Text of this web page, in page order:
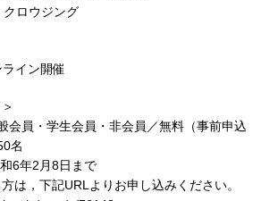
ロウジング
イン開催
学生会員・非会員／無料（事前申込
名
6年2月8日まで
は，下記URLよりお申し込みください。